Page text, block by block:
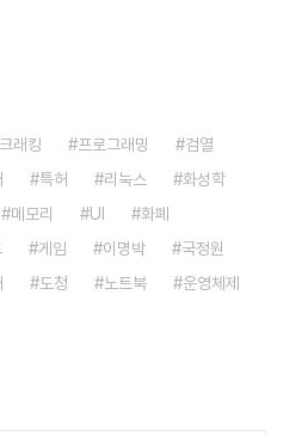
크래킹 프로그래밍
검열
특허 리눅스
화성학
메모리 UI
화폐
게임 이명박
국정원
도청 노트북 운영체제